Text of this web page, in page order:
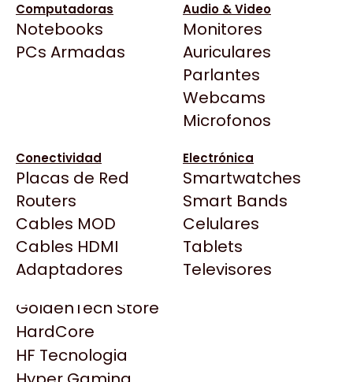
Computadoras
Notebooks
PCs Armadas
Audio & Video
Monitores
Auriculares
Parlantes
Webcams
Microfonos
Conectividad
Placas de Red
Routers
Cables MOD
Cables HDMI
Adaptadores
Electrónica
Smartwatches
Smart Bands
Celulares
Tablets
Televisores
BenQ
CX
Cooler Master
Deepcool
Dell
EVGA
Gamemax
Genesis
Genius
HP
HyperX
INNO3D
Todas las Tiendas
Click Gaming
Compufan Store
Dinobyte
Full H4rd
Gaming City
Gezatek
GoldenTech Store
HardCore
HF Tecnologia
Ver producto en la página de Max Tecno